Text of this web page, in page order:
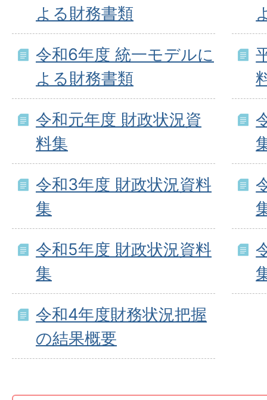
よる財務書類
令和6年度 統一モデルに
よる財務書類
令和元年度 財政状況資
料集
令和3年度 財政状況資料
集
令和5年度 財政状況資料
集
令和4年度財務状況把握
の結果概要